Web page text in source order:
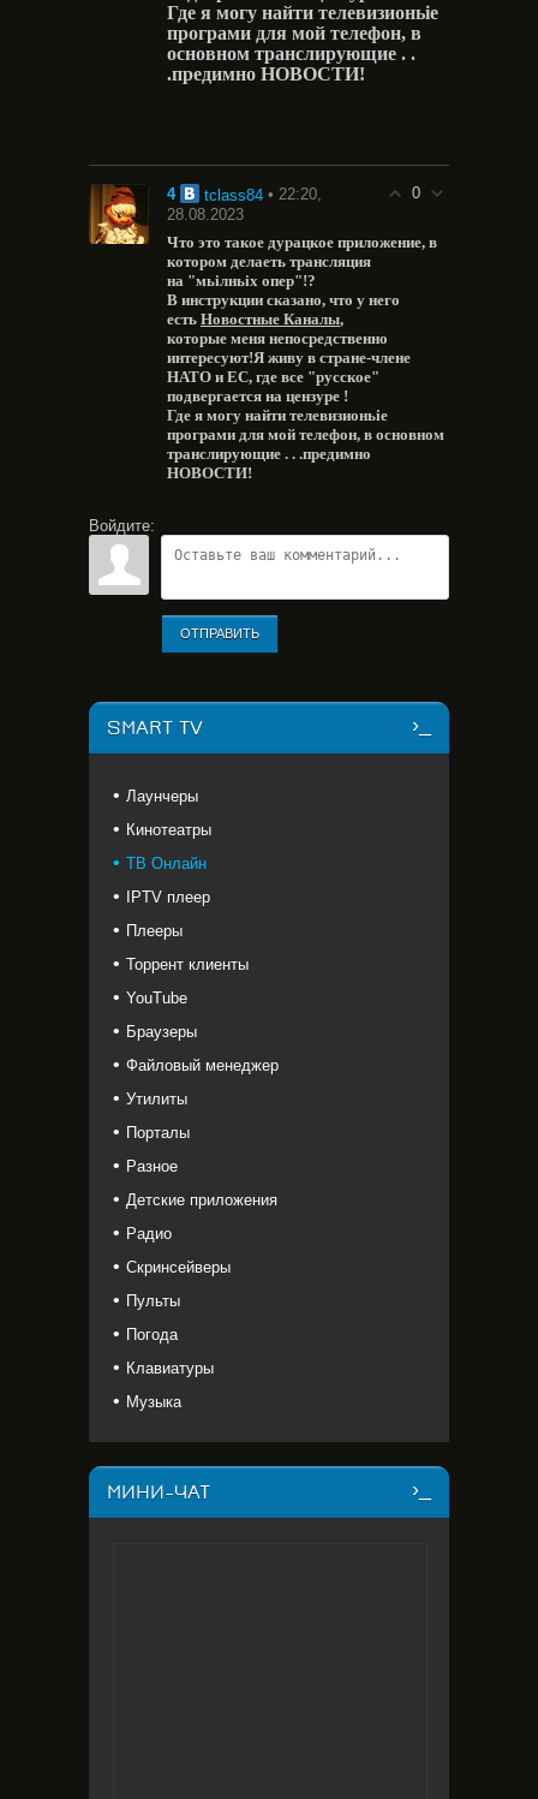
Где я могу найти телевизионьie
програми для мой телефон, в
основном транслирующие . .
.предимно НОВОСТИ!
0
4 tclass84 • 22:20,
28.08.2023
Что это такое дурацкое приложение, в
котором делаеть трансляция
на "мьiлньix опер"!?
В инструкции сказано, что у него
есть Новостные Каналы,
которые меня непосредственно
интересуют!Я живу в стране-члене
НАТО и ЕС, где все "русское"
подвергается на цензуре !
Где я могу найти телевизионьie
програми для мой телефон, в основном
транслирующие . . .предимно
НОВОСТИ!
Войдите:
ОТПРАВИТЬ
SMART TV
Лаунчеры
Кинотеатры
ТВ Онлайн
IPTV плеер
Плееры
Торрент клиенты
YouTube
Браузеры
Файловый менеджер
Утилиты
Порталы
Разное
Детские приложения
Радио
Скринсейверы
Пульты
Погода
Клавиатуры
Музыка
МИНИ-ЧАТ